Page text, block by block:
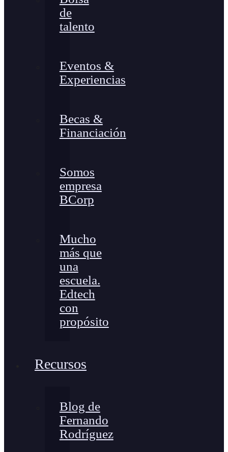
de
talento
Eventos &
Experiencias
Becas &
Financiación
Somos
empresa
BCorp
Mucho
más que
una
escuela.
Edtech
con
propósito
Recursos
Blog de
Fernando
Rodríguez